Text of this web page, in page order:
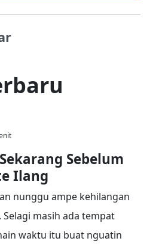
Sebelum
Ilang
nunggu ampe kehilangan
masih ada tempat
waktu itu buat nguatin